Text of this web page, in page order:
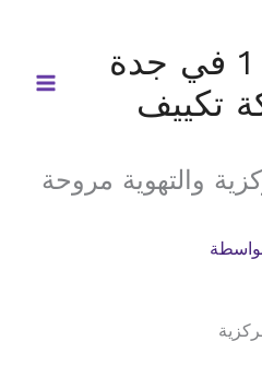
رقم 1 في جدة
تكييف
والتهوية مروحة